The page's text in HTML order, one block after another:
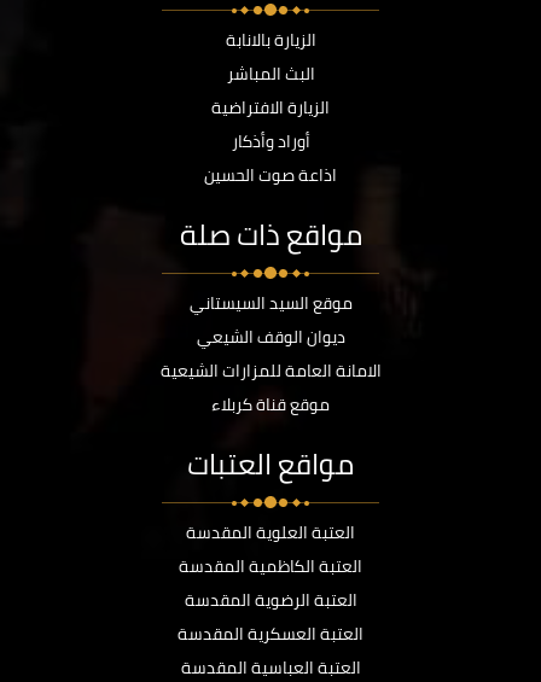
الزيارة بالانابة
البث المباشر
الزيارة الافتراضية
أوراد وأذكار
اذاعة صوت الحسين
مواقع ذات صلة
موقع السيد السيستاني
ديوان الوقف الشيعي
الامانة العامة للمزارات الشيعية
موقع قناة كربلاء
مواقع العتبات
العتبة العلوية المقدسة
العتبة الكاظمية المقدسة
العتبة الرضوية المقدسة
العتبة العسكرية المقدسة
العتبة العباسية المقدسة